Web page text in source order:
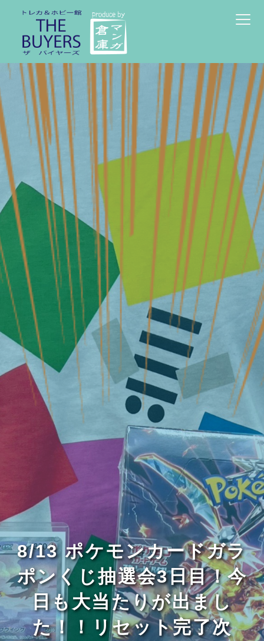
8/13 ポケモンカードガラ
ポンくじ抽選会3日目！今
日も大当たりが出まし
た！！リセット完了次